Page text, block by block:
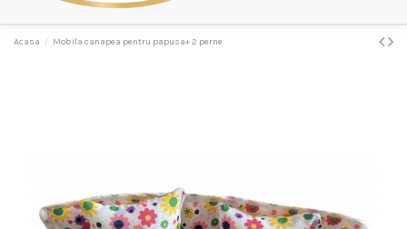
Acasa Mobila canapea pentru papusa+ 2 perne